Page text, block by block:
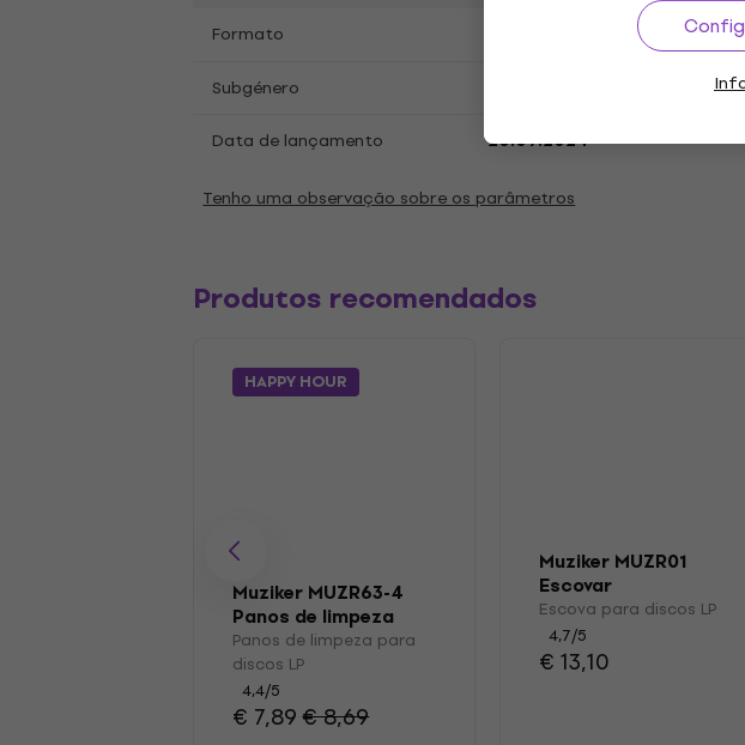
Formato
Subgénero
Data de lançamento
20.09.2024
Tenho uma observação sobre os parâmetros
Produtos recomendados
HAPPY HOUR
Muziker MUZR63-4
Panos de limpeza
para discos LP
Panos de limpeza para
discos LP
4,4/5
€ 7,89€ 8,69
Muziker MUZR01
Escovar
Escova para discos LP
4,7/5
€ 13,10